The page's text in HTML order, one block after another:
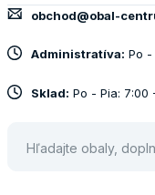
obchod@obal-
Administratíva: Po -
Sklad: Po - Pia: 7:00